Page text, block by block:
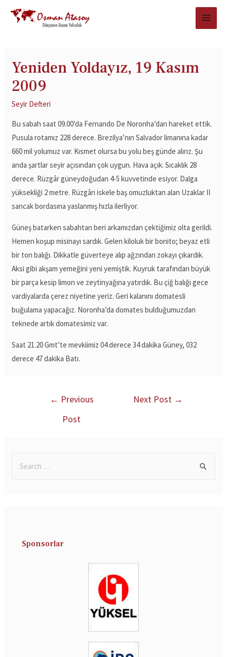
Yeniden Yoldayız, 19 Kasım
2009
Seyir Defteri
Bu sabah saat 09.00’da Fernando De Noronha’dan hareket ettik.
Pusula rotamız 228 derece. Brezilya’nın Salvador limanına kadar
660 mil yolumuz var. Kısmet olursa bu yolu beş günde alırız. Şu
anda şartlar seyir açısından çok uygun. Hava açık. Sıcaklık 28
derece. Rüzgâr güneydoğudan 4-5 kuvvetinde esiyor. Dalga
yüksekliği 2 metre. Rüzgârı iskele baş omuzluktan alan Uzaklar II
sancak bordasına yaslanmış hızla ilerliyor.
Güneş batarken sabahtan beri arkamızdan çektiğimiz olta gerildi.
Hemen koşup misinayı sardık. Gelen kiloluk bir bonito; beyaz etli
bir ton balığı. Dikkatle güverteye alıp ağzından zokayı çıkardık.
Aksi gibi akşam yemeğini yeni yemiştik. Kuyruk tarafından büyük
bir parça kesip limon ve zeytinyağına yatırdık. Bu çiğ balığı gece
vardiyalarda çerez niyetine yeriz. Geri kalanını domatesli
buğulama yapacağız. Noronha’da domates bulduğumuzdan
teknede artık domatesimiz var.
Saat 21.20 Gmt’te mevkiimiz 04 derece 34 dakika Güney, 032
derece 47 dakika Batı.
← Previous
Post
Next Post →
Sponsorlar